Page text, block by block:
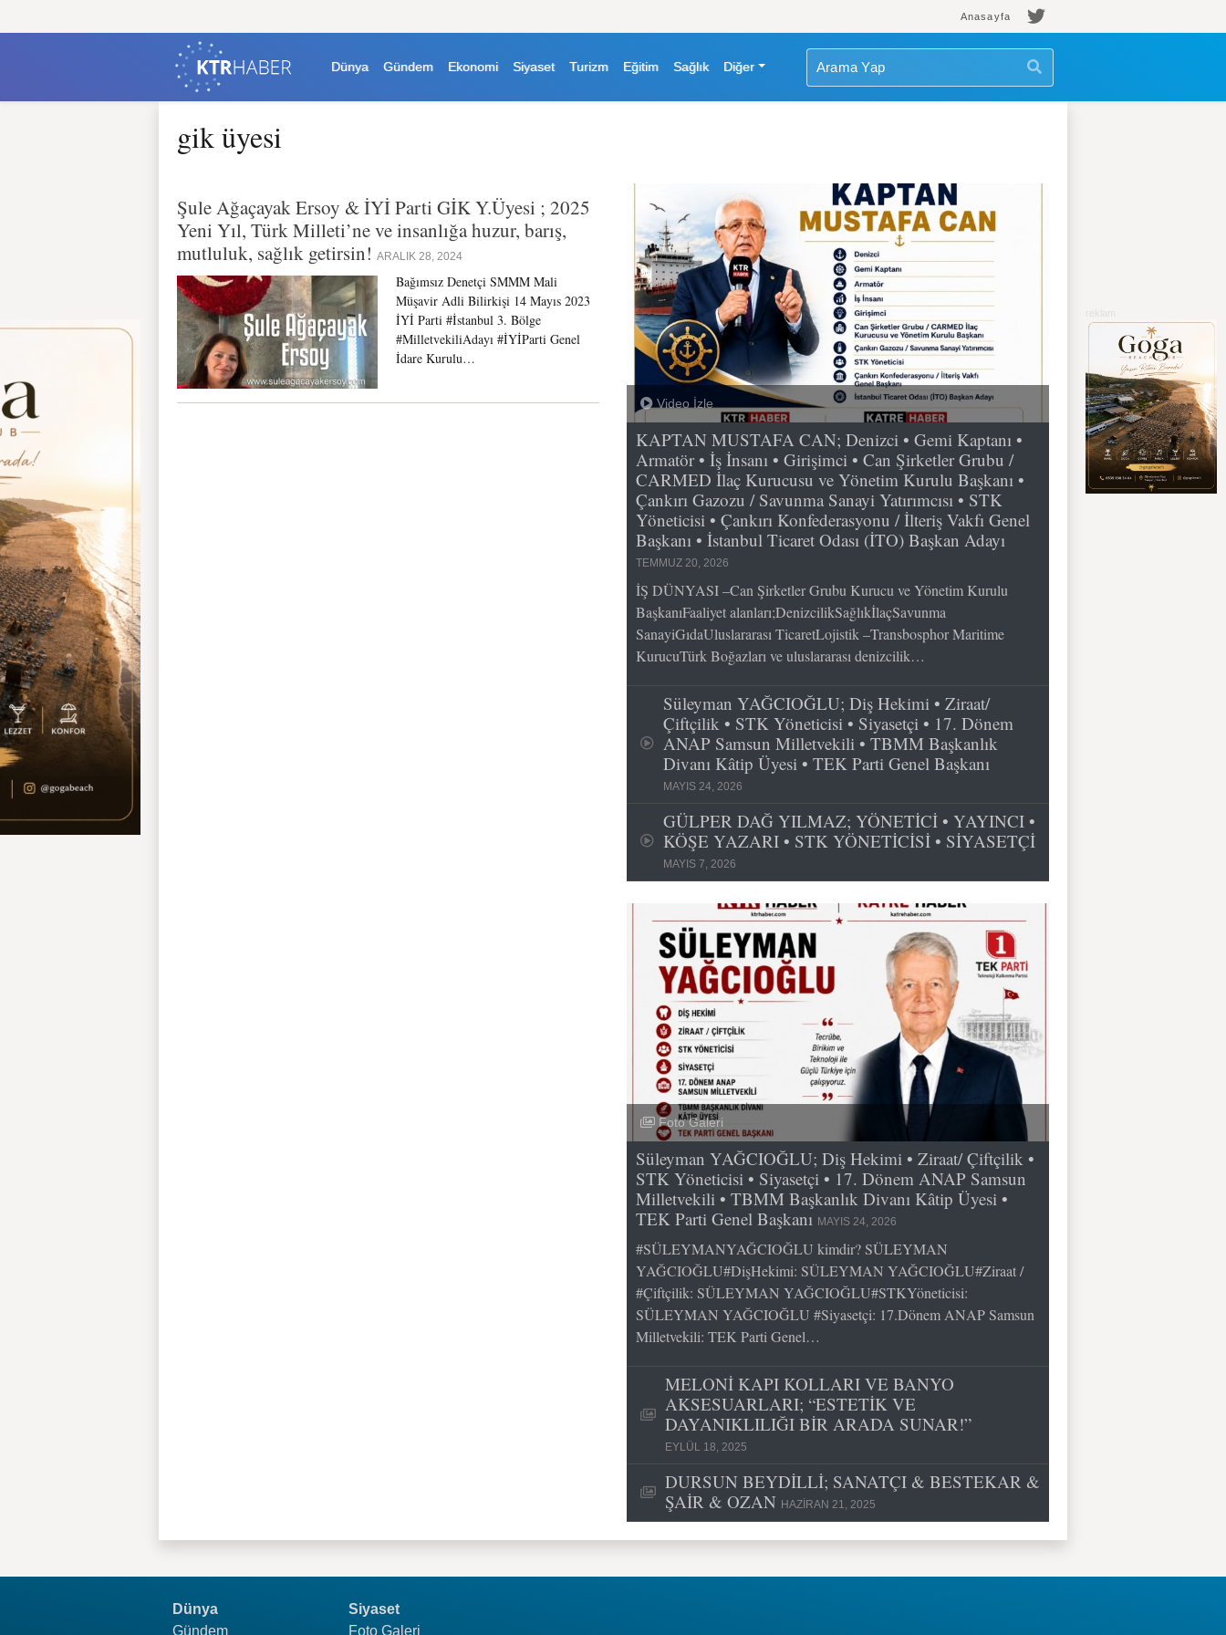
Anasayfa
Dünya Gündem Ekonomi Siyaset Turizm Eğitim Sağlık Diğer
gik üyesi
Şule Ağaçayak Ersoy & İYİ Parti GİK Y.Üyesi ; 2025
Yeni Yıl, Türk Milleti’ne ve insanlığa huzur, barış,
mutluluk, sağlık getirsin! ARALIK 28, 2024
Bağımsız Denetçi SMMM Mali
Müşavir Adli Bilirkişi 14 Mayıs 2023
İYİ Parti #İstanbul 3. Bölge
#MilletvekiliAdayı #İYİParti Genel
İdare Kurulu…
Video İzle
KAPTAN MUSTAFA CAN; Denizci • Gemi Kaptanı •
Armatör • İş İnsanı • Girişimci • Can Şirketler Grubu /
CARMED İlaç Kurucusu ve Yönetim Kurulu Başkanı •
Çankırı Gazozu / Savunma Sanayi Yatırımcısı • STK
Yöneticisi • Çankırı Konfederasyonu / İlteriş Vakfı Genel
Başkanı • İstanbul Ticaret Odası (İTO) Başkan Adayı
TEMMUZ 20, 2026
İŞ DÜNYASI –Can Şirketler Grubu Kurucu ve Yönetim Kurulu
BaşkanıFaaliyet alanları;DenizcilikSağlıkİlaçSavunma
SanayiGıdaUluslararası TicaretLojistik –Transbosphor Maritime
KurucuTürk Boğazları ve uluslararası denizcilik…
Süleyman YAĞCIOĞLU; Diş Hekimi • Ziraat/
Çiftçilik • STK Yöneticisi • Siyasetçi • 17. Dönem
ANAP Samsun Milletvekili • TBMM Başkanlık
Divanı Kâtip Üyesi • TEK Parti Genel Başkanı
MAYIS 24, 2026
GÜLPER DAĞ YILMAZ; YÖNETİCİ • YAYINCI •
KÖŞE YAZARI • STK YÖNETİCİSİ • SİYASETÇİ
MAYIS 7, 2026
Foto Galeri
Süleyman YAĞCIOĞLU; Diş Hekimi • Ziraat/ Çiftçilik •
STK Yöneticisi • Siyasetçi • 17. Dönem ANAP Samsun
Milletvekili • TBMM Başkanlık Divanı Kâtip Üyesi •
TEK Parti Genel Başkanı MAYIS 24, 2026
#SÜLEYMANYAĞCIOĞLU kimdir? SÜLEYMAN
YAĞCIOĞLU#DişHekimi: SÜLEYMAN YAĞCIOĞLU#Ziraat /
#Çiftçilik: SÜLEYMAN YAĞCIOĞLU#STKYöneticisi:
SÜLEYMAN YAĞCIOĞLU #Siyasetçi: 17.Dönem ANAP Samsun
Milletvekili: TEK Parti Genel…
MELONİ KAPI KOLLARI VE BANYO
AKSESUARLARI; “ESTETİK VE
DAYANIKLILIĞI BİR ARADA SUNAR!”
EYLÜL 18, 2025
DURSUN BEYDİLLİ; SANATÇI & BESTEKAR &
ŞAİR & OZAN HAZIRAN 21, 2025
Dünya
Gündem
Siyaset
Foto Galeri